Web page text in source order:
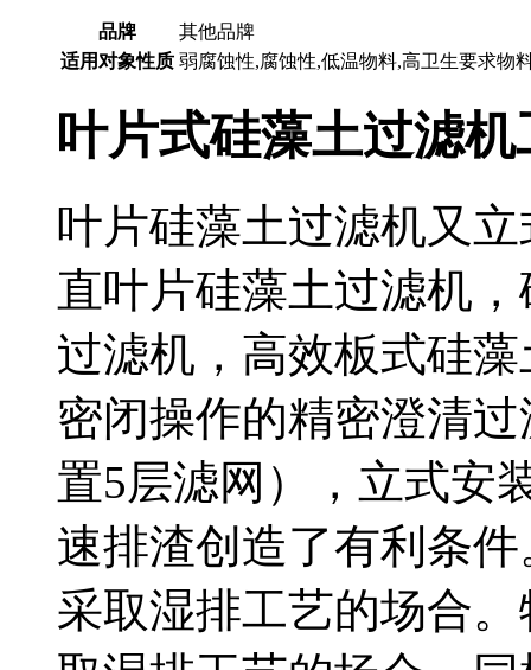
品牌
其他品牌
适用对象性质 弱腐蚀性,腐蚀性,低温物料,高卫生要求物
叶片式硅藻土过滤
叶片硅藻土过滤机又立
直叶片硅藻土过滤机
过滤机，高效板式硅藻土
密闭操作的精密澄清过
置5层滤网），立式安
速排渣创造了有利条件
采取湿排工艺的场合